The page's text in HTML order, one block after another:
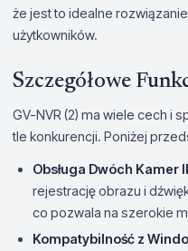
że jest to idealne
użytkowników.
Szczegółowe
GV-NVR (2) ma wiele cech i
tle konkurencji. Poniżej
Obsługa Dwóch Kamer
rejestrację obrazu i
co pozwala na szerokie
Kompatybilność z